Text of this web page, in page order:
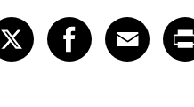
on
article on
XShareShare